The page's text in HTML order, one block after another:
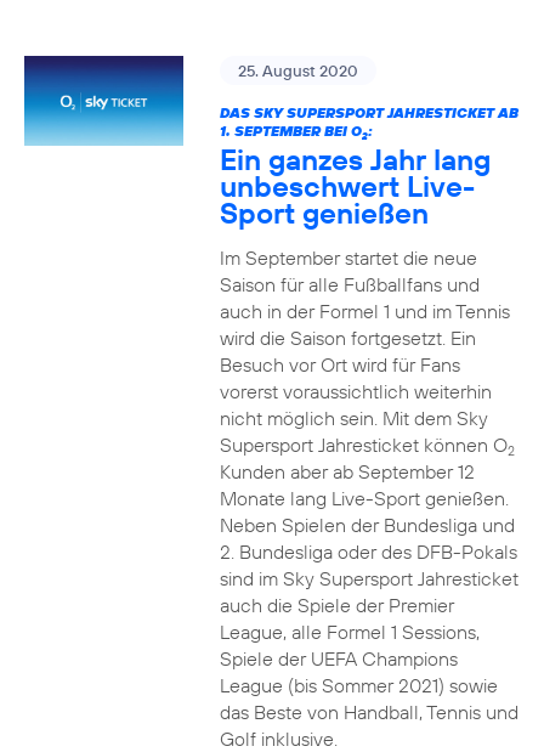
25. August 2020
DAS SKY SUPERSPORT JAHRESTICKET AB
1. SEPTEMBER BEI O2:
Ein ganzes Jahr lang
unbeschwert Live-
Sport genießen
Im September startet die neue
Saison für alle Fußballfans und
auch in der Formel 1 und im Tennis
wird die Saison fortgesetzt. Ein
Besuch vor Ort wird für Fans
vorerst voraussichtlich weiterhin
nicht möglich sein. Mit dem Sky
Supersport Jahresticket können O2
Kunden aber ab September 12
Monate lang Live-Sport genießen.
Neben Spielen der Bundesliga und
2. Bundesliga oder des DFB-Pokals
sind im Sky Supersport Jahresticket
auch die Spiele der Premier
League, alle Formel 1 Sessions,
Spiele der UEFA Champions
League (bis Sommer 2021) sowie
das Beste von Handball, Tennis und
Golf inklusive.